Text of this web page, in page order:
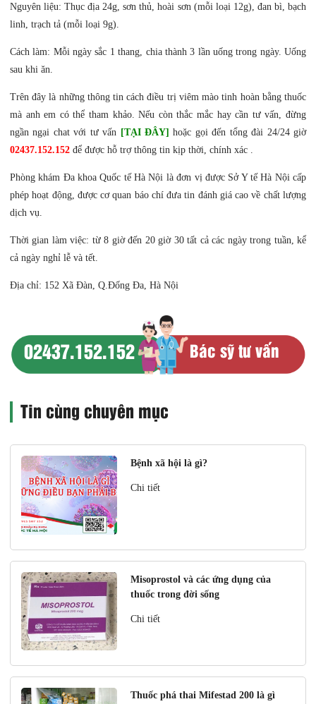
Nguyên liệu: Thục địa 24g, sơn thủ, hoài sơn (mỗi loại 12g), đan bì, bạch
linh, trạch tả (mỗi loại 9g).
Cách làm: Mỗi ngày sắc 1 thang, chia thành 3 lần uống trong ngày. Uống
sau khi ăn.
Trên đây là những thông tin cách điều trị viêm mào tinh hoàn bằng thuốc
mà anh em có thể tham khảo. Nếu còn thắc mắc hay cần tư vấn, đừng
ngần ngại chat với tư vấn [TẠI ĐÂY] hoặc gọi đến tổng đài 24/24 giờ
02437.152.152 để được hỗ trợ thông tin kịp thời, chính xác .
Phòng khám Đa khoa Quốc tế Hà Nội là đơn vị được Sở Y tế Hà Nội cấp
phép hoạt động, được cơ quan báo chí đưa tin đánh giá cao về chất lượng
dịch vụ.
Thời gian làm việc: từ 8 giờ đến 20 giờ 30 tất cả các ngày trong tuần, kể
cả ngày nghỉ lễ và tết.
Địa chỉ: 152 Xã Đàn, Q.Đống Đa, Hà Nội
02437.152.152 Bác sỹ tư vấn
Tin cùng chuyên mục
Bệnh xã hội là gì?
Chi tiết
Misoprostol và các ứng dụng của
thuốc trong đời sống
Chi tiết
Thuốc phá thai Mifestad 200 là gì